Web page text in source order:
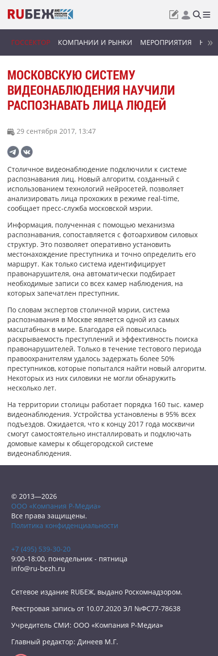
ГОССЕКТОР КОМПАНИИ И РЫНКИ МЕРОПРИЯТИЯ
МОСКОВСКУЮ СИСТЕМУ
ВИДЕОНАБЛЮДЕНИЯ НАУЧИЛИ
РАСПОЗНАВАТЬ ЛИЦА ЛЮДЕЙ
29 сентября 2017, 13:47
Столичное видеонаблюдение подключили к системе
распознавания лиц. Новый алгоритм, созданный с
использованием технологий нейросетей, позволяет
анализировать лица прохожих в режиме real-time,
сообщает пресс-служба московской мэрии.
Информация, полученная с помощью механизма
распознавания, сопоставляется с фотоархивом силовых
структур. Это позволяет оперативно установить
местонахождение преступника и точно определить его
маршрут. Как только система идентифицирует
правонарушителя, она автоматически подбирает
необходимые записи со всех камер наблюдения, на
которых запечатлен преступник.
По словам экспертов столичной мэрии, система
распознавания в Москве является одной из самых
масштабных в мире. Благодаря ей повысилась
раскрываемость преступлений и эффективность поиска
правонарушителей. Только в течение тестового периода
правоохранителям удалось задержать более 50%
преступников, которые попытался найти новый алгоритм.
Некоторых из них силовики не могли обнаружить
несколько лет.
На территории столицы работает порядка 160 тыс. камер
видеонаблюдения. Устройства установлены в 95% всех
подъездов. Ожидается, что к концу 2017 года москвичи
смогут самостоятельно инсталлировать и подключать
домовые камеры к общегородской системе
видеонаблюдения.
© 2013—2026
ООО «Компания Р-Медиа»
Все права защищены.
Политика конфиденциальности
+7 (495) 539-30-20
9:00-18:00, понедельник - пятница
info@ru-bezh.ru
Сетевое издание RUБЕЖ, выдано Роскомнадзором.
Реестровая запись от 10.07.2020 ЭЛ №ФС77-78638
Учредитель СМИ: ООО «Компания Р-Медиа»
Главный редактор: Динеев М.Г.